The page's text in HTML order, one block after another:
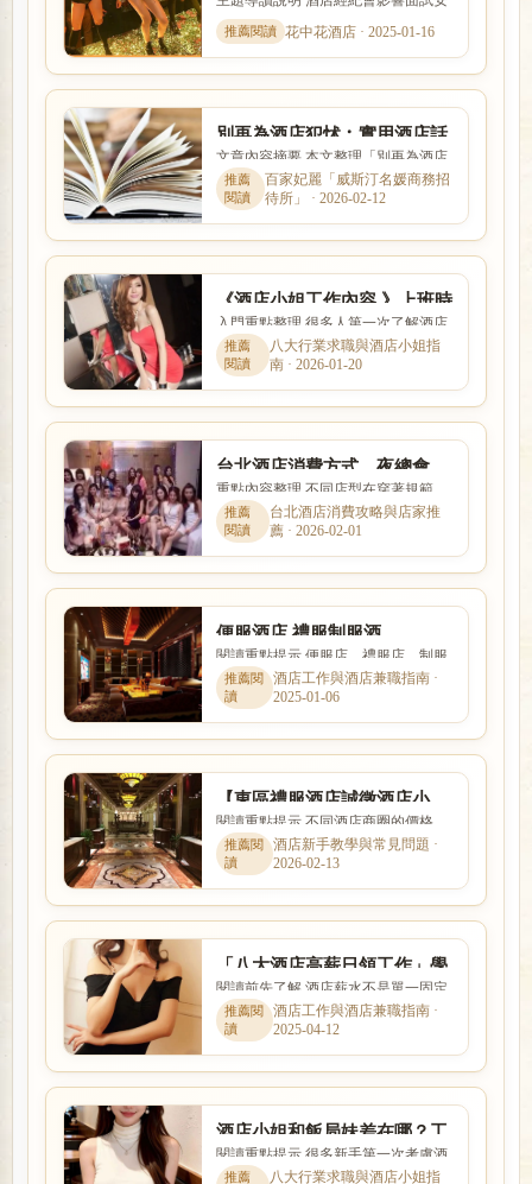
排、工作介紹、薪資說明與新人安全
感。本文以「資深酒店經紀...
花中花酒店 · 2025-01-16
別再為酒店犯怵︰實用酒店話
術，你值得擁有
文章內容摘要 本文整理「別再為酒店
犯怵︰實用酒店話術，你值得擁有」
的核心重點，從新手最常遇...
百家妃麗「威斯汀名媛商務招
待所」 · 2026-02-12
《酒店小姐工作內容 》上班時
間、薪水收入、出場接S性交
易問題?
入門重點整理 很多人第一次了解酒店
工作時，最在意的就是收入怎麼計
算、是否可以日領現領，以及...
八大行業求職與酒店小姐指
南 · 2026-01-20
台北酒店消費方式、夜總會、
陪酒小姐、制服店、禮服店、
便服店推薦
重點內容整理 不同店型在穿著規範、
互動方式、價格定位與工作要求上都
有差別。本篇以「台北酒店...
台北酒店消費攻略與店家推
薦 · 2026-02-01
便服酒店,禮服制服酒
店,PianoBar,酒吧ktv派對商務
伴遊
閱讀重點提示 便服店、禮服店、制服
店與日式酒吧的消費方式、工作內容
與客群定位都不相同。本文...
酒店工作與酒店兼職指南 ·
2025-01-06
【東區禮服酒店誠徵酒店小
姐】日保五千、免脫、免秀
舞、免出場S
閱讀重點提示 不同酒店商圈的價格、
客群、交通與店型定位都有差異。本
文以「【東區禮服酒店誠徵...
酒店新手教學與常見問題 ·
2026-02-13
「八大酒店高薪日領工作」學
生短期酒店求職打工
閱讀前先了解 酒店薪水不是單一固定
數字，而是受到店型、出勤時段、節
數、客源與個人條件影響。...
酒店工作與酒店兼職指南 ·
2025-04-12
酒店小姐和飯局妹差在哪？工
作內容、外型條件與收入方式
閱讀重點提示 很多新手第一次考慮酒
店工作時，會同時擔心工作內容、安
八大行業求職與酒店小姐指